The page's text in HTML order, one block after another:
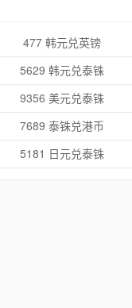
477 韩元兑英镑
5629 韩元兑泰铢
9356 美元兑泰铢
7689 泰铢兑港币
5181 日元兑泰铢